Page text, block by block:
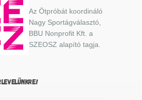
Az Ötpróbát koordináló
Nagy Sportágválasztó,
BBU Nonprofit Kft. a
SZEOSZ alapító tagja.